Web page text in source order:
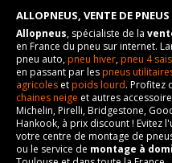
ALLOPNEUS, VENTE DE
Allopneus, spécialiste de la
en France du pneu sur internet.
pneu auto,pneu hiver,pneu 4
en passant par lespneus
agricoles etpoids lourd. Profitez
chaines neige et autres
Michelin, Pirelli, Bridgestone,
Hankook, à prix discount ! Evitez
votre centre de montage de
ou le service de montage à